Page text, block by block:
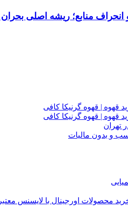
انحراف منابع؛ ریشه اصلی
قهوه | قهوه گرنیکا کافی
قهوه | قهوه گرنیکا کافی
تهران
و بدون مالیات
محصولات اورجینال با لایسنس معتبر